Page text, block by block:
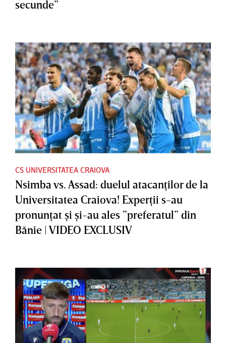
secunde”
CS UNIVERSITATEA CRAIOVA
Nsimba vs. Assad: duelul atacanţilor de la
Universitatea Craiova! Experţii s-au
pronunţat şi şi-au ales ”preferatul” din
Bănie | VIDEO EXCLUSIV